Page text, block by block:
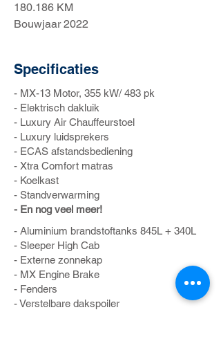
180.186 KM
Bouwjaar 2022
Specificaties
- MX-13 Motor, 355 kW/ 483 pk
- Elektrisch dakluik
- Luxury Air Chauffeurstoel
- Luxury luidsprekers
- ECAS afstandsbediening
- Xtra Comfort matras
- Koelkast
- Standverwarming
- En nog veel meer!
- Aluminium brandstoftanks 845L + 340L
- Sleeper High Cab
- Externe zonnekap
- MX Engine Brake
- Fenders
- Verstelbare dakspoiler